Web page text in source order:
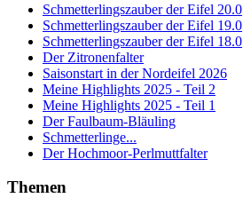
Schmetterlingszauber der Eifel 20.0
Schmetterlingszauber der Eifel 19.0
Schmetterlingszauber der Eifel 18.0
Der Zitronenfalter
Saisonstart in der Nordeifel 2026
Meine Highlights 2025 - Teil 2
Meine Highlights 2025 - Teil 1
Der Faulbaum-Bläuling
Schmetterlinge...
Der Hochmoor-Perlmuttfalter
Themen